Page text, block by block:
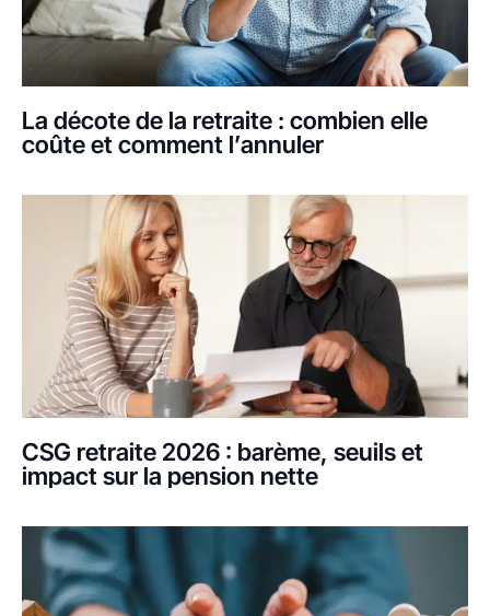
La décote de la retraite : combien elle
coûte et comment l’annuler
CSG retraite 2026 : barème, seuils et
impact sur la pension nette